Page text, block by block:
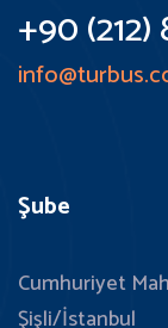
+90
Şube
Cumhuriyet
Şişli/İstanbul